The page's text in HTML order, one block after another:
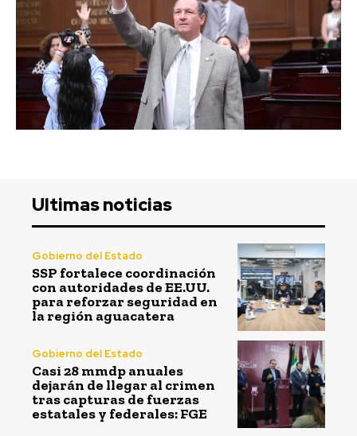
Ultimas noticias
Gobierno del Estado
SSP fortalece coordinación
con autoridades de EE.UU.
para reforzar seguridad en
la región aguacatera
Gobierno del Estado
Casi 28 mmdp anuales
dejarán de llegar al crimen
tras capturas de fuerzas
estatales y federales: FGE